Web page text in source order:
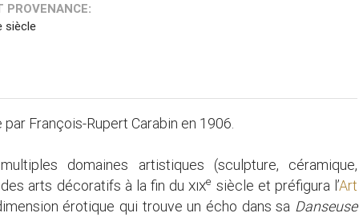
PROVENANCE:
siècle
François-Rupert Carabin en 1906.
domaines artistiques (sculpture, céramique,
arts décoratifs à la fin duxixe siècle et préfigura l’Art
érotique qui trouve un écho dans sa Danseuse